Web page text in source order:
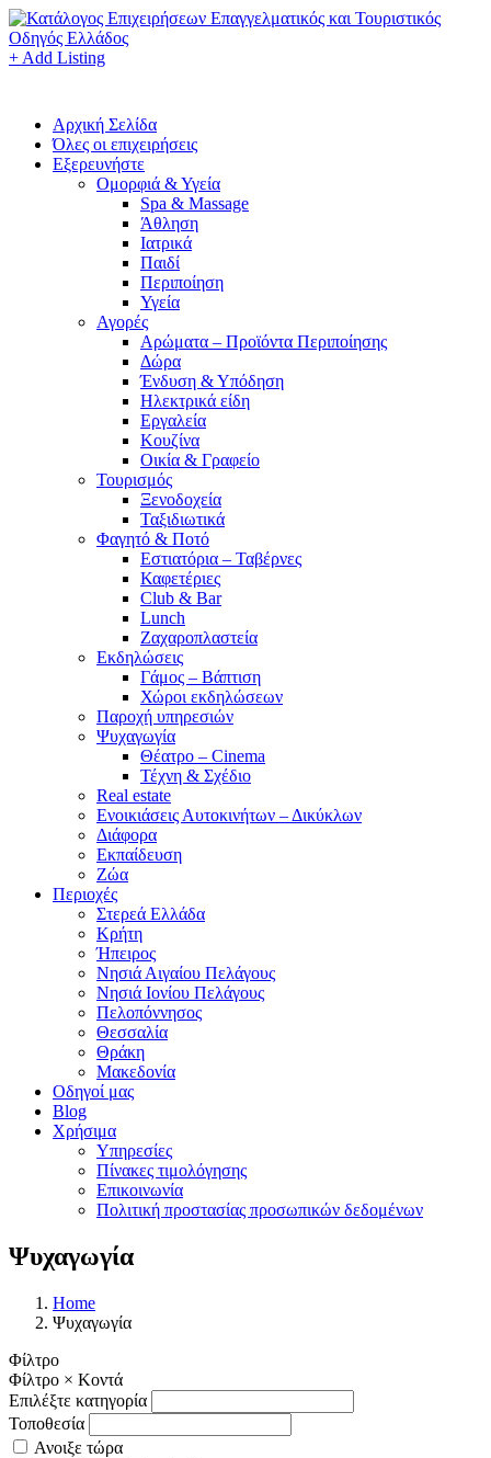
+ Add Listing
Αρχική Σελίδα
Όλες οι επιχειρήσεις
Εξερευνήστε
Ομορφιά & Υγεία
Spa & Massage
Άθληση
Ιατρικά
Παιδί
Περιποίηση
Υγεία
Αγορές
Αρώματα – Προϊόντα Περιποίησης
Δώρα
Ένδυση & Υπόδηση
Ηλεκτρικά είδη
Εργαλεία
Κουζίνα
Οικία & Γραφείο
Τουρισμός
Ξενοδοχεία
Ταξιδιωτικά
Φαγητό & Ποτό
Εστιατόρια – Ταβέρνες
Καφετέριες
Club & Bar
Lunch
Ζαχαροπλαστεία
Εκδηλώσεις
Γάμος – Βάπτιση
Χώροι εκδηλώσεων
Παροχή υπηρεσιών
Ψυχαγωγία
Θέατρο – Cinema
Τέχνη & Σχέδιο
Real estate
Ενοικιάσεις Αυτοκινήτων – Δικύκλων
Διάφορα
Εκπαίδευση
Ζώα
Περιοχές
Στερεά Ελλάδα
Κρήτη
Ήπειρος
Νησιά Αιγαίου Πελάγους
Νησιά Ιονίου Πελάγους
Πελοπόννησος
Θεσσαλία
Θράκη
Μακεδονία
Οδηγοί μας
Blog
Χρήσιμα
Υπηρεσίες
Πίνακες τιμολόγησης
Επικοινωνία
Πολιτική προστασίας προσωπικών δεδομένων
Ψυχαγωγία
Home
Ψυχαγωγία
Φίλτρο
Φίλτρο × Κοντά
Επιλέξτε κατηγορία
Τοποθεσία
Ανοιξε τώρα